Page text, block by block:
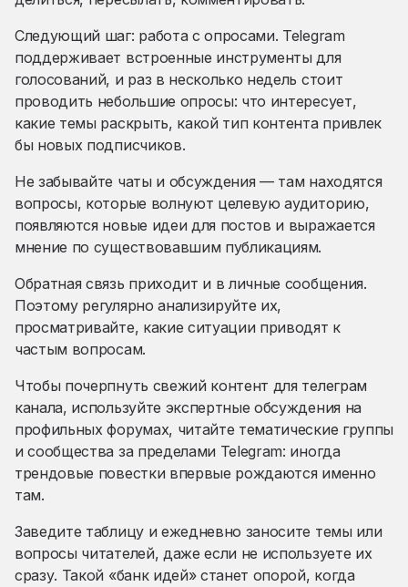
Следующий шаг: работа с опросами. Telegram
поддерживает встроенные инструменты для
голосований, и раз в несколько недель стоит
проводить небольшие опросы: что интересует,
какие темы раскрыть, какой тип контента привлек
бы новых подписчиков.
Не забывайте чаты и обсуждения — там находятся
вопросы, которые волнуют целевую аудиторию,
появляются новые идеи для постов и выражается
мнение по существовавшим публикациям.
Обратная связь приходит и в личные сообщения.
Поэтому регулярно анализируйте их,
просматривайте, какие ситуации приводят к
частым вопросам.
Чтобы почерпнуть свежий контент для телеграм
канала, используйте экспертные обсуждения на
профильных форумах, читайте тематические группы
и сообщества за пределами Telegram: иногда
трендовые повестки впервые рождаются именно
там.
Заведите таблицу и ежедневно заносите темы или
вопросы читателей, даже если не используете их
сразу. Такой «банк идей» станет опорой, когда